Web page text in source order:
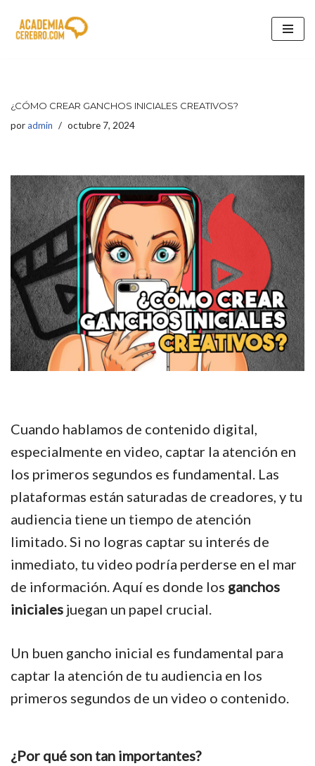
Saltar
¿CÓMO CREAR GANCHOS INICIALES CREATIVOS?
poradmin octubre 7, 2024
Cuando hablamos de contenido digital,
especialmente en video, captar la atención en
los primeros segundos es fundamental. Las
plataformas están saturadas de creadores, y tu
audiencia tiene un tiempo de atención
limitado. Si no logras captar su interés de
inmediato, tu video podría perderse en el mar
de información. Aquí es donde los ganchos
iniciales juegan un papel crucial.
Un buen gancho inicial es fundamental para
captar la atención de tu audiencia en los
primeros segundos de un video o contenido.
¿Por qué son tan importantes?